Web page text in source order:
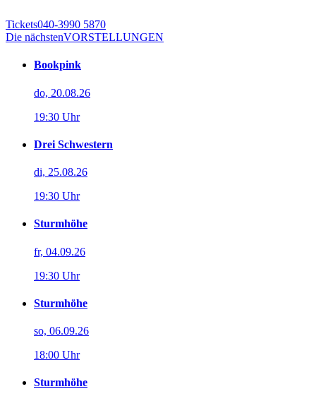
Tickets040-3990 5870
Die nächstenVORSTELLUNGEN
Bookpink
do, 20.08.26
19:30 Uhr
Drei Schwestern
di, 25.08.26
19:30 Uhr
Sturmhöhe
fr, 04.09.26
19:30 Uhr
Sturmhöhe
so, 06.09.26
18:00 Uhr
Sturmhöhe